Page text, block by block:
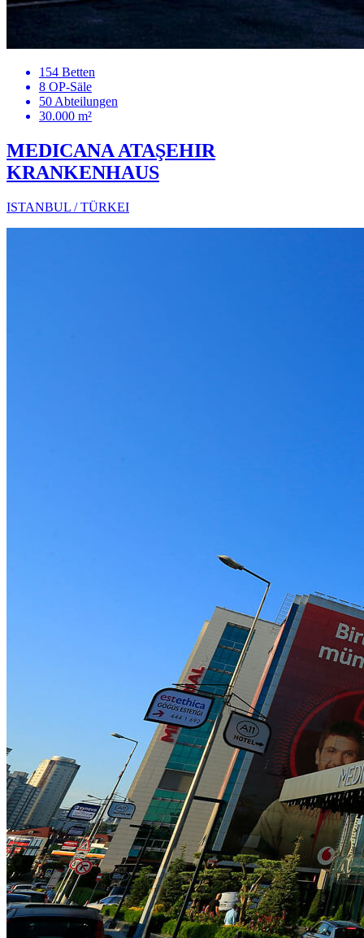
154 Betten
8 OP-Säle
50 Abteilungen
30.000 m²
MEDICANA ATAŞEHIR
KRANKENHAUS
ISTANBUL / TÜRKEI